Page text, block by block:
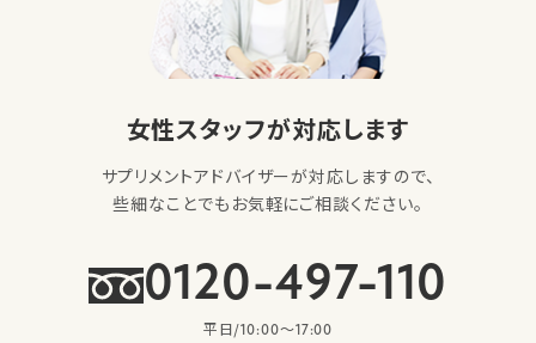
女性スタッフが対応します
サプリメントアドバイザーが対応しますので、
些細なことでもお気軽にご相談ください。
0120-497-110
平日/10:00〜17:00